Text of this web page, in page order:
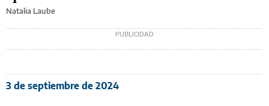
Natalia Laube
3 de septiembre de 2024